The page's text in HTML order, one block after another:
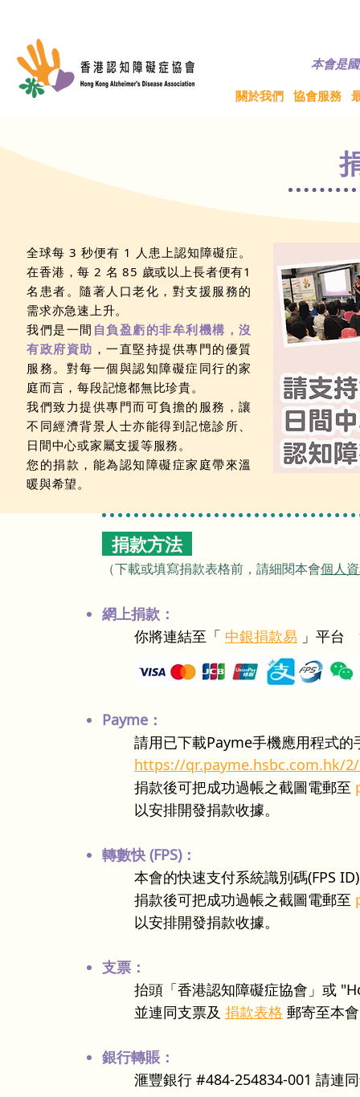
本會是
關於我們 協會服務
全球每 3 秒便有 1 人患上認知障礙症。
在香港，每 2 名 85 歲或以上長者便有1
名患者。隨著人口老化，對支援服務的
需求亦急速上升。
我們是一間 自負盈虧的非牟利機構，沒
有政府資助 ，一直堅持提供專門的優質
服務。對每一個與認知障礙症同行的家
庭而言，每段記憶都無比珍貴。
我們致力提供專門而可負擔的服務，讓
不同經濟背景人士亦能得到記憶診所、
日間中心或家屬支援等服務。
您的捐款，能為認知障礙症家庭帶來溫
暖與希望。
捐款方法
​（下載或填寫捐款表格前，請細閱本會個人
網上捐款：
你將連結至「 中銀捐款易 」平台
Payme：​
請用已下載Payme手機應用程式
https://qr.payme.hsbc.com.hk/2/
捐款後可把成功過帳之截圖電郵至
以安排開發捐款收據。
轉數快 (FPS)：
本會的快速支付系統識別碼(FPS
捐款後可把成功過帳之截圖電郵至
以安排開發捐款收據。
支票：
抬頭「香港認知障礙症協會」或
並連同支票及 捐款表格 郵寄至本
銀行轉賬 ：
滙豐銀行 #484-254834-001 請連